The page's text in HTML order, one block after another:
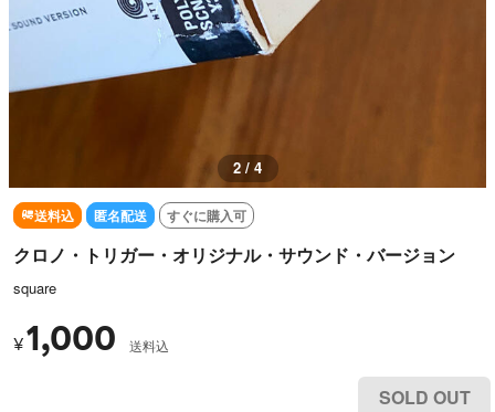
2 / 4
送料込 匿名配送 すぐに購入可
クロノ・トリガー・オリジナル・サウンド・バージョン
square
¥1,000 送料込
SOLD OUT